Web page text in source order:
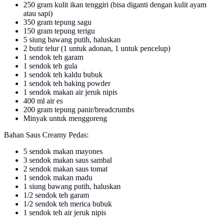
250 gram kulit ikan tenggiri (bisa diganti dengan kulit ayam
atau sapi)
350 gram tepung sagu
150 gram tepung terigu
5 siung bawang putih, haluskan
2 butir telur (1 untuk adonan, 1 untuk pencelup)
1 sendok teh garam
1 sendok teh gula
1 sendok teh kaldu bubuk
1 sendok teh baking powder
1 sendok makan air jeruk nipis
400 ml air es
200 gram tepung panir/breadcrumbs
Minyak untuk menggoreng
Bahan Saus Creamy Pedas:
5 sendok makan mayones
3 sendok makan saus sambal
2 sendok makan saus tomat
1 sendok makan madu
1 siung bawang putih, haluskan
1/2 sendok teh garam
1/2 sendok teh merica bubuk
1 sendok teh air jeruk nipis